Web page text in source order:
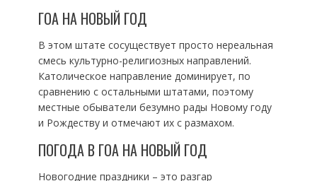
ГОА НА НОВЫЙ ГОД
В этом штате сосуществует просто нереальная
смесь культурно-религиозных направлений.
Католическое направление доминирует, по
сравнению с остальными штатами, поэтому
местные обыватели безумно рады Новому году
и Рождеству и отмечают их с размахом.
ПОГОДА В ГОА НА НОВЫЙ ГОД
Новогодние праздники – это разгар